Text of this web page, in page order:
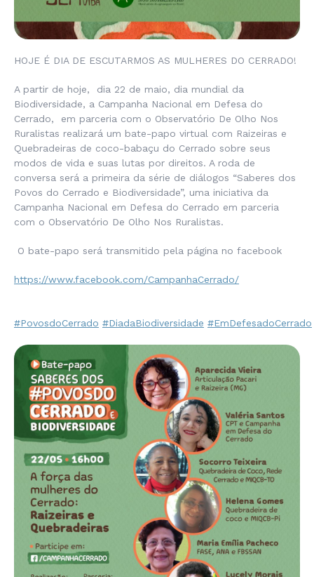
HOJE É DIA DE ESCUTARMOS AS MULHERES DO CERRADO!
A partir de hoje, dia 22 de maio, dia mundial da
Biodiversidade, a Campanha Nacional em Defesa do
Cerrado, em parceria com o Observatório De Olho Nos
Ruralistas realizará um bate-papo virtual com Raizeiras e
Quebradeiras de coco-babaçu do Cerrado sobre seus
modos de vida e suas lutas por direitos. A roda de
conversa será a primeira da série de diálogos “Saberes dos
Povos do Cerrado e Biodiversidade”, uma iniciativa da
Campanha Nacional em Defesa do Cerrado em parceria
com o Observatório De Olho Nos Ruralistas.
O bate-papo será transmitido pela página no facebook
https://www.facebook.com/CampanhaCerrado/
#PovosdoCerrado #DiadaBiodiversidade #EmDefesadoCerrado